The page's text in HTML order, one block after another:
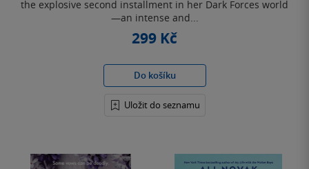
the explosive second installment in her Dark Forces world
—an intense and...
299 Kč
Do košíku
Uložit do seznamu